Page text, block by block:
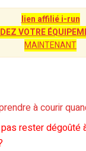
lien affilié i-run
VOTRE
MAINTENANT
à courir
rester dégoûté